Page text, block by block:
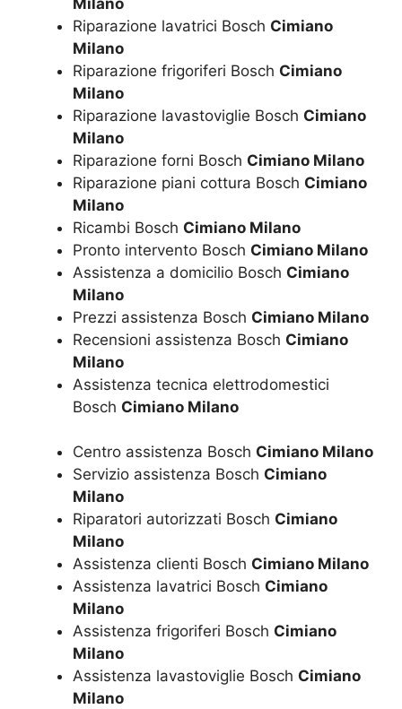
Riparazione lavatrici Bosch Cimiano
Milano
Riparazione frigoriferi Bosch Cimiano
Milano
Riparazione lavastoviglie Bosch Cimiano
Milano
Riparazione forni Bosch Cimiano Milano
Riparazione piani cottura Bosch Cimiano
Milano
Ricambi Bosch Cimiano Milano
Pronto intervento Bosch Cimiano Milano
Assistenza a domicilio Bosch Cimiano
Milano
Prezzi assistenza Bosch Cimiano Milano
Recensioni assistenza Bosch Cimiano
Milano
Assistenza tecnica elettrodomestici
Bosch Cimiano Milano
Centro assistenza Bosch Cimiano Milano
Servizio assistenza Bosch Cimiano
Milano
Riparatori autorizzati Bosch Cimiano
Milano
Assistenza clienti Bosch Cimiano Milano
Assistenza lavatrici Bosch Cimiano
Milano
Assistenza frigoriferi Bosch Cimiano
Milano
Assistenza lavastoviglie Bosch Cimiano
Milano